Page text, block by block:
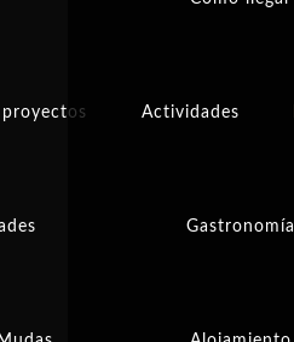
Actividades
Gastronomía